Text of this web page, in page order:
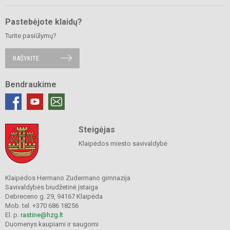
Pastebėjote klaidų?
Turite pasiūlymų?
RAŠYKITE
Bendraukime
Steigėjas
Klaipėdos miesto savivaldybė
Klaipėdos Hermano Zudermano gimnazija
Savivaldybės biudžetinė įstaiga
Debreceno g. 29, 94167 Klaipėda
Mob. tel. +370 686 18256
El. p. rastine@hzg.lt
Duomenys kaupiami ir saugomi